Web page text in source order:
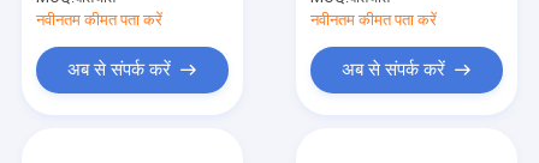
नवीनतम कीमत पता करें
अब से संपर्क करें
नवीनतम कीमत पता करें
अब से संपर्क करें